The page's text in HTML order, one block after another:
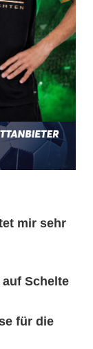
mir sehr
Schelte
für die